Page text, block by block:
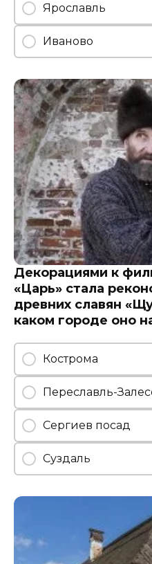
Ярославль
Иваново
Декорациями к
«Царь» стала
древних славян
каком городе оно
Кострома
Переславль-
Сергиев посад
Суздаль